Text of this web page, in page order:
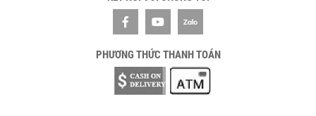
PHƯƠNG THỨC THANH TOÁN